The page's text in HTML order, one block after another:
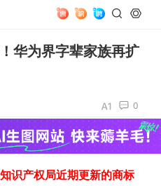
华为界字辈家族再扩
0
识产权局近期更新的商标